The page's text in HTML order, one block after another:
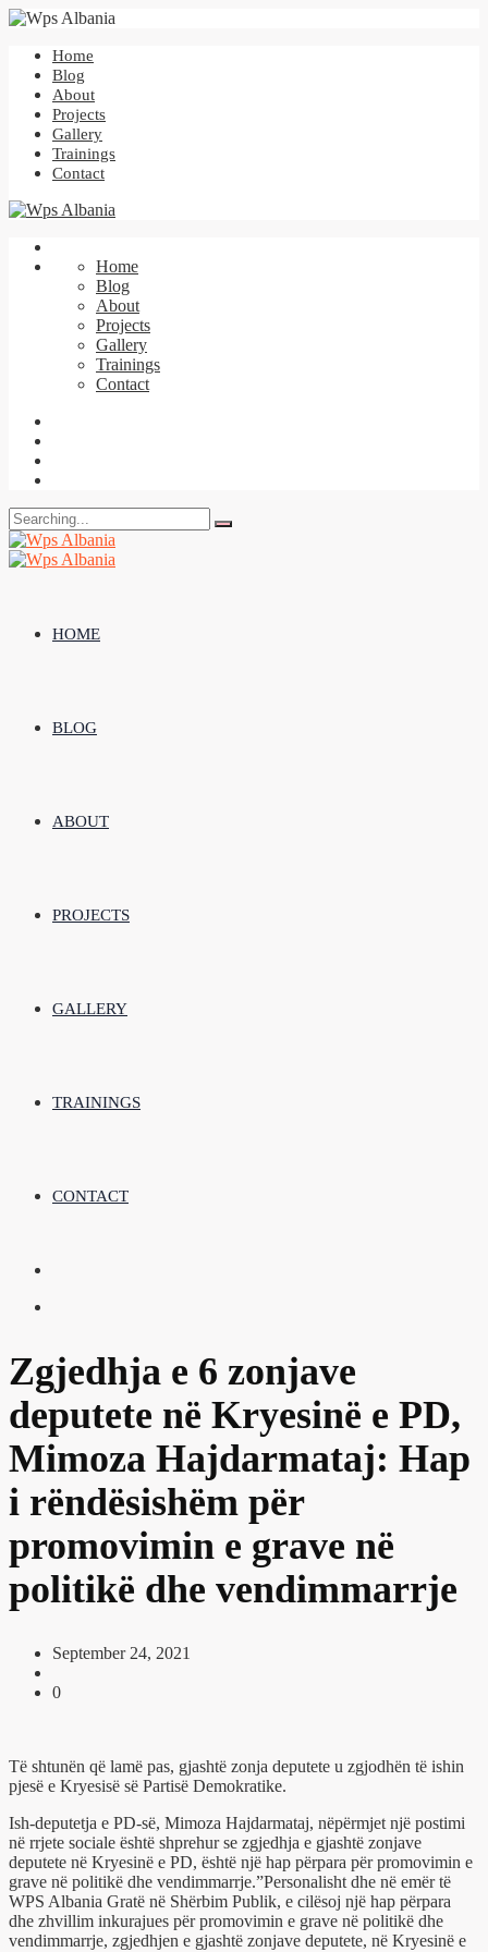
Home
Blog
About
Projects
Gallery
Trainings
Contact
Home
Blog
About
Projects
Gallery
Trainings
Contact
Search
for:
HOME
BLOG
ABOUT
PROJECTS
GALLERY
TRAININGS
CONTACT
Zgjedhja e 6 zonjave
deputete në Kryesinë e PD,
Mimoza Hajdarmataj: Hap
i rëndësishëm për
promovimin e grave në
politikë dhe vendimmarrje
September 24, 2021
0
Të shtunën që lamë pas, gjashtë zonja deputete u zgjodhën të ishin
pjesë e Kryesisë së Partisë Demokratike.
Ish-deputetja e PD-së, Mimoza Hajdarmataj, nëpërmjet një postimi
në rrjete sociale është shprehur se zgjedhja e gjashtë zonjave
deputete në Kryesinë e PD, është një hap përpara për promovimin e
grave në politikë dhe vendimmarrje.”Personalisht dhe në emër të
WPS Albania Gratë në Shërbim Publik, e cilësoj një hap përpara
dhe zhvillim inkurajues për promovimin e grave në politikë dhe
vendimmarrje, zgjedhjen e gjashtë zonjave deputete, në Kryesinë e